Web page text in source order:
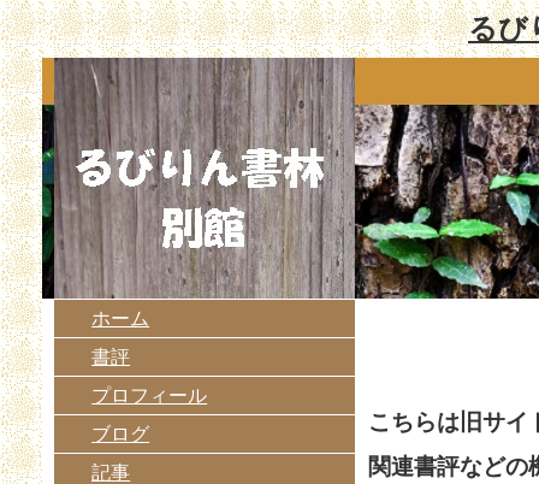
るび
こちらは旧サイ
関連書評などの
ホーム
書評
プロフィール
ブログ
記事